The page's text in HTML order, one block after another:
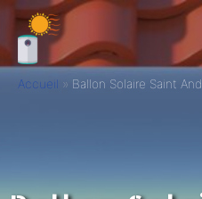
Accueil Ballon Solaire Saint